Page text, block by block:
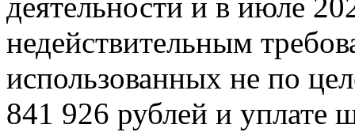
деятельности и в июле
недействительным
использованных не по
841 926 рублей и уплате